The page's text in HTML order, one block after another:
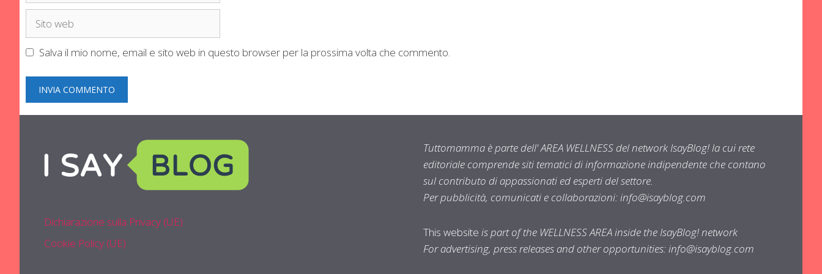
Sito
Salva il mio nome, email e sito web in questo browser per la prossima volta che commento.
Dichiarazione sulla Privacy (UE)
Cookie Policy (UE)
Tuttomamma è parte dell' AREA WELLNESS del network IsayBlog! la cui rete
editoriale comprende siti tematici di informazione indipendente che contano
sul contributo di appassionati ed esperti del settore.
Per pubblicità, comunicati e collaborazioni:info@isayblog.com
This website is part of the WELLNESS AREA inside the IsayBlog! network
For advertising, press releases and other opportunities:info@isayblog.com